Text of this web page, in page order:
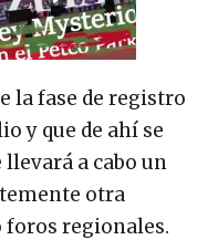
la fase de registro
y que de ahí se
llevará a cabo un
otra
foros regionales.